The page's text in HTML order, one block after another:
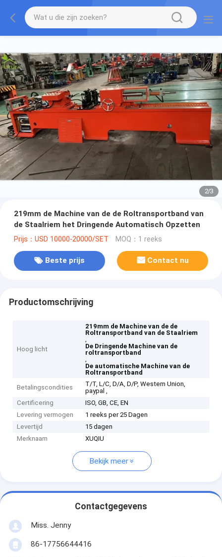
2/3
219mm de Machine van de de Roltransportband van
de Staalriem het Dringende Automatisch Opzetten
Prijs：USD 10000-20000/SET MOQ：1 reeks
Beste prijs Contact nu
Productomschrijving
Hoog licht
219mm de Machine van de de
Roltransportband van de Staalriem
,
De Dringende Machine van de
roltransportband
,
De automatische Machine van de
Roltransportband
Betalingscondities
T/T, L/C, D/A, D/P, Western Union,
paypal ,
Certificering
ISO, GB, CE, EN
Levering vermogen
1 reeks per 25 Dagen
Levertijd
15 dagen
Merknaam
XUQIU
Bekijk meer
Contactgegevens
Miss. Jenny
86-17756644416